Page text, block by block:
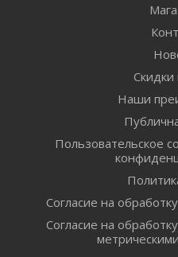
Наши
Пользовательское
Согласие на
Согласие на